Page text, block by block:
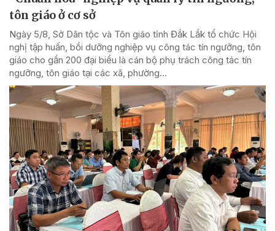
tôn giáo ở cơ sở
Ngày 5/8, Sở Dân tộc và Tôn giáo tỉnh Đắk Lắk tổ chức Hội
nghị tập huấn, bồi dưỡng nghiệp vụ công tác tín ngưỡng, tôn
giáo cho gần 200 đại biểu là cán bộ phụ trách công tác tín
ngưỡng, tôn giáo tại các xã, phường...